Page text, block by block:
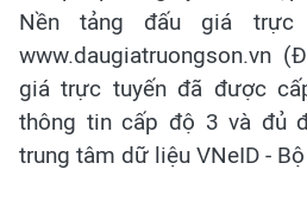
Nền tảng đấu giá
www.daugiatruongson.vn
giá trực tuyến đã được
thông tin cấp độ 3 và đủ
trung tâm dữ liệu VNeID -